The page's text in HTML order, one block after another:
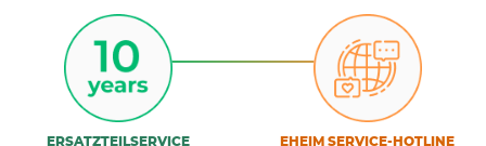
ERSATZTEILSERVICE
EHEIM SERVICE-HOTLINE